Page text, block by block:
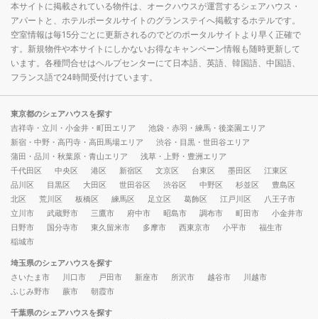
本サイトに掲載されている物件は、オークハウスが運営するシェアハウス・
アパートと、ホテルポータルサイトのグランステイへ掲載するホテルです。
空室情報は毎15分ごとに更新されるのでどのポータルサイトより早く正確で
す。新規物件や本サイトにしかないお得なキャンペーン情報も随時更新して
います。各種問合せはヘルプセンターにて日本語、英語、韓国語、中国語、
フランス語で24時間受付けています。
東京都のシェアハウスを探す
吉祥寺・立川・小金井・町田エリア
池袋・赤羽・練馬・後楽園エリア
新宿・中野・高円寺・高田馬場エリア
渋谷・目黒・世田谷エリア
蒲田・品川・秋葉原・青山エリア
浅草・上野・豊洲エリア
千代田区
中央区 港区 新宿区 文京区 台東区 墨田区
江東区
品川区
目黒区 大田区 世田谷区 渋谷区 中野区 杉並区
豊島区
北区
荒川区 板橋区 練馬区 足立区 葛飾区 江戸川区
八王子市
立川市
武蔵野市 三鷹市 府中市 昭島市 調布市 町田市
小金井市
日野市
国分寺市 東久留米市 多摩市 西東京市 小平市
福生市
稲城市
埼玉県のシェアハウスを探す
さいたま市
川口市 戸田市 新座市 所沢市 越谷市
川越市
ふじみ野市
蕨市 朝霞市
千葉県のシェアハウスを探す